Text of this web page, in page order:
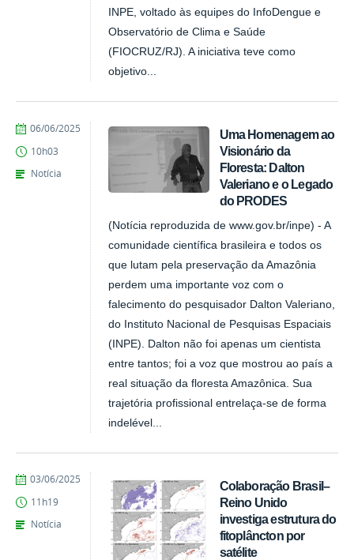
INPE, voltado às equipes do InfoDengue e
Observatório de Clima e Saúde
(FIOCRUZ/RJ). A iniciativa teve como
objetivo...
Uma Homenagem ao
Visionário da
Floresta: Dalton
Valeriano e o Legado
do PRODES
(Notícia reproduzida de www.gov.br/inpe) - A
comunidade científica brasileira e todos os
que lutam pela preservação da Amazônia
perdem uma importante voz com o
falecimento do pesquisador Dalton Valeriano,
do Instituto Nacional de Pesquisas Espaciais
(INPE). Dalton não foi apenas um cientista
entre tantos; foi a voz que mostrou ao país a
real situação da floresta Amazônica. Sua
trajetória profissional entrelaça-se de forma
indelével...
publicado
06/06/2025
10h03
Notícia
Colaboração Brasil–
Reino Unido
investiga estrutura do
fitoplâncton por
satélite
publicado
03/06/2025
11h19
Notícia